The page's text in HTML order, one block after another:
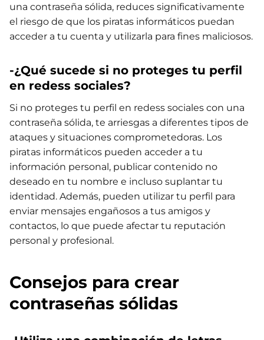
una contraseña sólida, reduces significativamente
el riesgo de que los piratas informáticos puedan
acceder a tu cuenta y utilizarla para fines maliciosos.
-¿Qué sucede si no proteges tu perfil
en redess sociales?
Si no proteges tu perfil en redess sociales con una
contraseña sólida, te arriesgas a diferentes tipos de
ataques y situaciones comprometedoras. Los
piratas informáticos pueden acceder a tu
información personal, publicar contenido no
deseado en tu nombre e incluso suplantar tu
identidad. Además, pueden utilizar tu perfil para
enviar mensajes engañosos a tus amigos y
contactos, lo que puede afectar tu reputación
personal y profesional.
Consejos para crear
contraseñas sólidas